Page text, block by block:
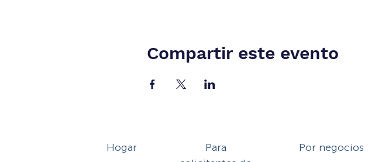
Compartir este evento
Hogar
Para
Por negocios